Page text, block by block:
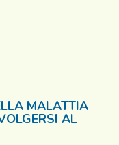
MALATTIA
AL